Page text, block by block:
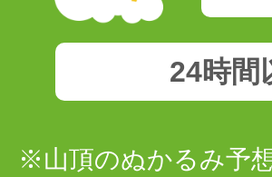
24時間
※山頂のぬかるみ予想